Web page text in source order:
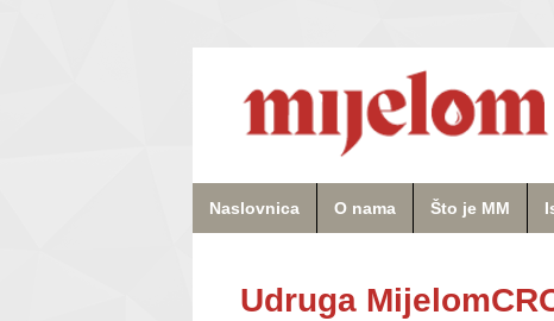
Naslovnica O nama Što je MM
Udruga